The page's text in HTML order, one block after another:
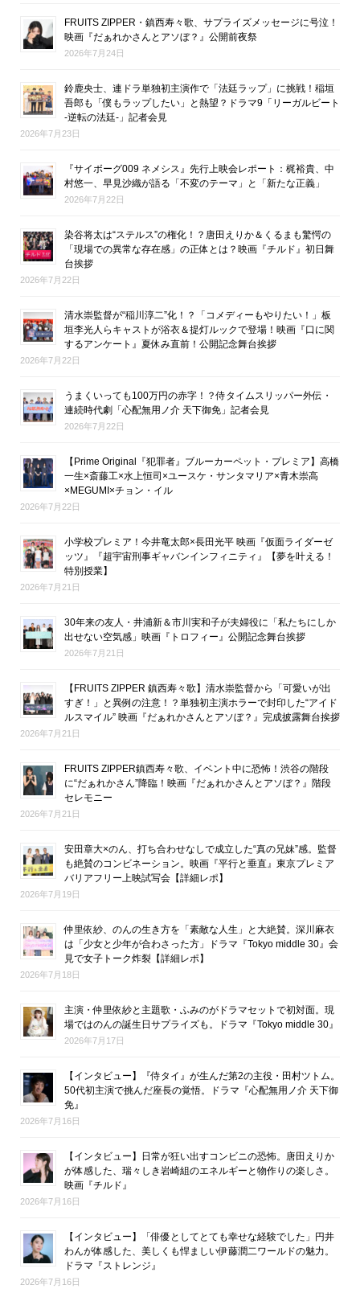
FRUITS ZIPPER・鎮西寿々歌、サプライズメッセージに号泣！
映画『だぁれかさんとアソぼ？』公開前夜祭
2026年7月24日
鈴鹿央士、連ドラ単独初主演作で「法廷ラップ」に挑戦！稲垣
吾郎も「僕もラップしたい」と熱望？ドラマ9「リーガルビート
-逆転の法廷-」記者会見
2026年7月23日
『サイボーグ009 ネメシス』先行上映会レポート：梶裕貴、中
村悠一、早見沙織が語る「不変のテーマ」と「新たな正義」
2026年7月22日
染谷将太は“ステルス”の権化！？唐田えりか＆くるまも驚愕の
「現場での異常な存在感」の正体とは？映画『チルド』初日舞
台挨拶
2026年7月22日
清水崇監督が“稲川淳二”化！？「コメディーもやりたい！」板
垣李光人らキャストが浴衣＆提灯ルックで登場！映画『口に関
するアンケート』夏休み直前！公開記念舞台挨拶
2026年7月22日
うまくいっても100万円の赤字！？侍タイムスリッパー外伝・
連続時代劇「心配無用ノ介 天下御免」記者会見
2026年7月22日
【Prime Original『犯罪者』ブルーカーペット・プレミア】高橋
一生×斎藤工×水上恒司×ユースケ・サンタマリア×青木崇高
×MEGUMI×チョン・イル
2026年7月22日
小学校プレミア！今井竜太郎×長田光平 映画『仮面ライダーゼ
ッツ』『超宇宙刑事ギャバンインフィニティ』【夢を叶える！
特別授業】
2026年7月21日
30年来の友人・井浦新＆市川実和子が夫婦役に「私たちにしか
出せない空気感」映画『トロフィー』公開記念舞台挨拶
2026年7月21日
【FRUITS ZIPPER 鎮西寿々歌】清水崇監督から「可愛いが出
すぎ！」と異例の注意！？単独初主演ホラーで封印した“アイド
ルスマイル” 映画『だぁれかさんとアソぼ？』完成披露舞台挨拶
2026年7月21日
FRUITS ZIPPER鎮西寿々歌、イベント中に恐怖！渋谷の階段
に“だぁれかさん”降臨！映画『だぁれかさんとアソぼ？』階段
セレモニー
2026年7月21日
安田章大×のん、打ち合わせなしで成立した“真の兄妹”感。監督
も絶賛のコンビネーション。映画『平行と垂直』東京プレミア
バリアフリー上映試写会【詳細レポ】
2026年7月19日
仲里依紗、のんの生き方を「素敵な人生」と大絶賛。深川麻衣
は「少女と少年が合わさった方」ドラマ『Tokyo middle 30』会
見で女子トーク炸裂【詳細レポ】
2026年7月18日
主演・仲里依紗と主題歌・ふみのがドラマセットで初対面。現
場ではのんの誕生日サプライズも。ドラマ『Tokyo middle 30』
2026年7月17日
【インタビュー】『侍タイ』が生んだ第2の主役・田村ツトム。
50代初主演で挑んだ座長の覚悟。ドラマ『心配無用ノ介 天下御
免』
2026年7月16日
【インタビュー】日常が狂い出すコンビニの恐怖。唐田えりか
が体感した、瑞々しき岩崎組のエネルギーと物作りの楽しさ。
映画『チルド』
2026年7月16日
【インタビュー】「俳優としてとても幸せな経験でした」円井
わんが体感した、美しくも悍ましい伊藤潤二ワールドの魅力。
ドラマ『ストレンジ』
2026年7月16日